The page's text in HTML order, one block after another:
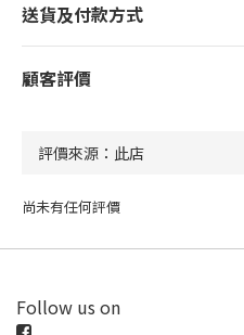
送貨及付款方式
顧客評價
尚未有任何評價
Follow us on